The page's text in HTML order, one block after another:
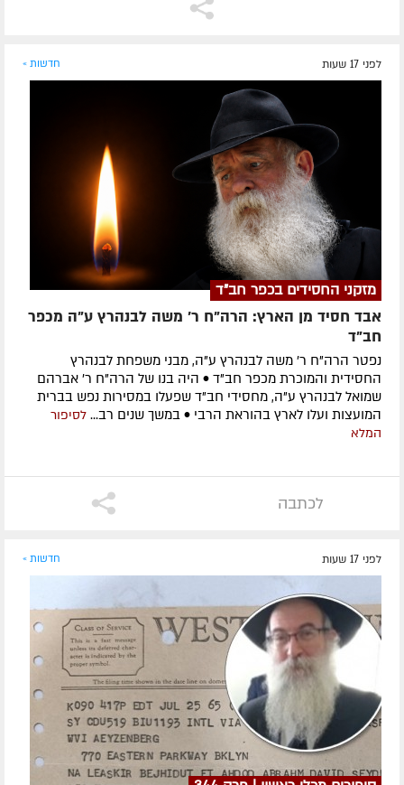
לפני 17 שעות חדשות »
מזקני החסידים בכפר חב"ד
אבד חסיד מן הארץ: הרה"ח ר' משה לבנהרץ ע"ה מכפר
חב"ד
נפטר הרה"ח ר' משה לבנהרץ ע"ה, מבני משפחת לבנהרץ
החסידית והמוכרת מכפר חב"ד • היה בנו של הרה"ח ר' אברהם
שמואל לבנהרץ ע"ה, מחסידי חב"ד שפעלו במסירות נפש בברית
המועצות ועלו לארץ בהוראת הרבי • במשך שנים רב... לסיפור
המלא
לכתבה
לפני 17 שעות חדשות »